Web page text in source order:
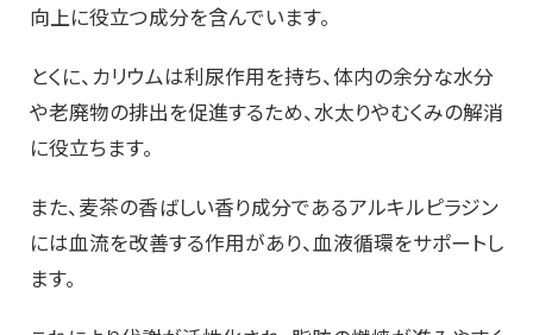
向上に役立つ成分を含んでいます。
とくに、カリウムは利尿作用を持ち、体内の余分な水分
や老廃物の排出を促進するため、水太りやむくみの解消
に役立ちます。
また、麦茶の香ばしい香り成分であるアルキルピラジン
には血流を改善する作用があり、血液循環をサポートし
ます。